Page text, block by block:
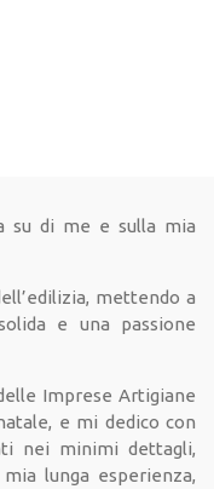
su di me e sulla mia
mettendo a
e una passione
Imprese Artigiane
e mi dedico con
nei minimi dettagli,
lunga esperienza,